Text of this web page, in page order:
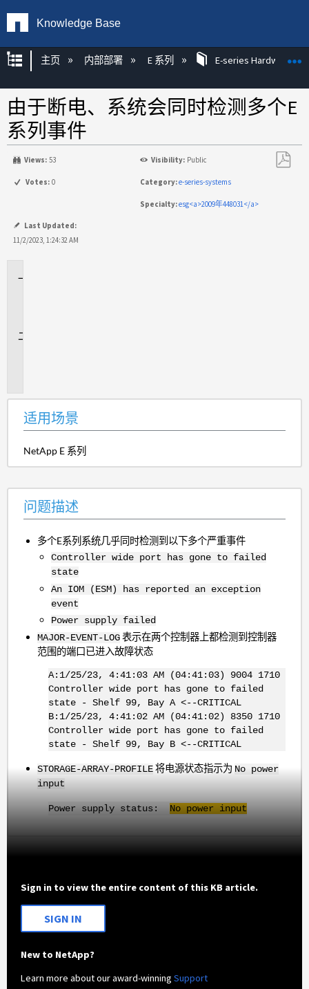
Knowledge Base
扩展/隐缩全局层次
主页 内部部署 E 系列 E-series Hardware
由于断电、系统会同时检测多个E
系列事件
Views: 53 Visibility: Public
Votes: 0 Category:e-series-systems
Specialty:esg<a>2009年448031</a>
Last Updated:
11/2/2023, 1:24:32 AM
适用场景
NetApp E 系列
问题描述
多个E系列系统几乎同时检测到以下多个严重事件
Controller wide port has gone to failed
state
An IOM (ESM) has reported an exception
event
Power supply failed
MAJOR-EVENT-LOG表示在两个控制器上都检测到控制器
范围的端口已进入故障状态
A:1/25/23, 4:41:03 AM (04:41:03) 9004 1710
Controller wide port has gone to failed
state - Shelf 99, Bay A <--CRITICAL
B:1/25/23, 4:41:02 AM (04:41:02) 8350 1710
Controller wide port has gone to failed
state - Shelf 99, Bay B <--CRITICAL
STORAGE-ARRAY-PROFILE将电源状态指示为 No power
input
Power supply status: No power input
Sign in to view the entire content of this KB article.
SIGN IN
New to NetApp?
Learn more about our award-winningSupport